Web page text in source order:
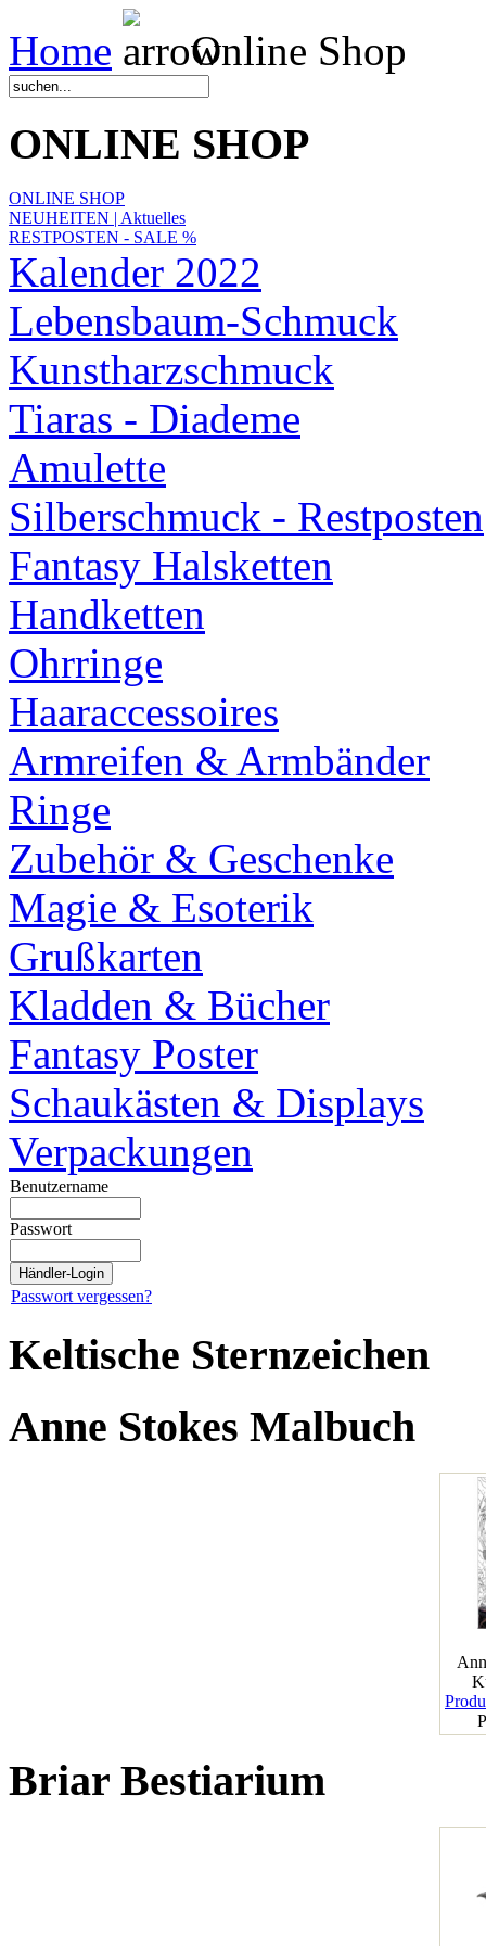
Home Online Shop
ONLINE SHOP
ONLINE SHOP
NEUHEITEN | Aktuelles
RESTPOSTEN - SALE %
Kalender 2022
Lebensbaum-Schmuck
Kunstharzschmuck
Tiaras - Diademe
Amulette
Silberschmuck - Restposten
Fantasy Halsketten
Handketten
Ohrringe
Haaraccessoires
Armreifen & Armbänder
Ringe
Zubehör & Geschenke
Magie & Esoterik
Grußkarten
Kladden & Bücher
Fantasy Poster
Schaukästen & Displays
Verpackungen
Benutzername
Passwort
Passwort vergessen?
Keltische Sternzeichen
Anne Stokes Malbuch
Briar Bestiarium